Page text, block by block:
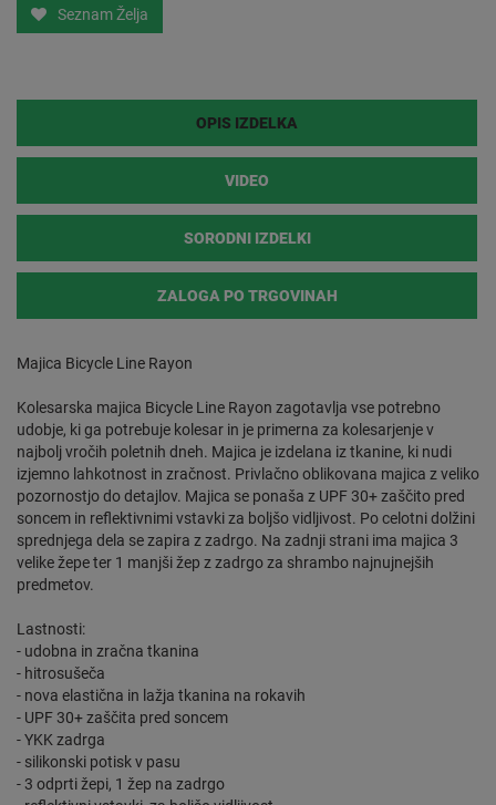
Seznam Želja
OPIS IZDELKA
VIDEO
SORODNI IZDELKI
ZALOGA PO TRGOVINAH
Majica Bicycle Line Rayon
Kolesarska majica Bicycle Line Rayon zagotavlja vse potrebno
udobje, ki ga potrebuje kolesar in je primerna za kolesarjenje v
najbolj vročih poletnih dneh. Majica je izdelana iz tkanine, ki nudi
izjemno lahkotnost in zračnost. Privlačno oblikovana majica z veliko
pozornostjo do detajlov. Majica se ponaša z UPF 30+ zaščito pred
soncem in reflektivnimi vstavki za boljšo vidljivost. Po celotni dolžini
sprednjega dela se zapira z zadrgo. Na zadnji strani ima majica 3
velike žepe ter 1 manjši žep z zadrgo za shrambo najnujnejših
predmetov.
Lastnosti:
- udobna in zračna tkanina
- hitrosušeča
- nova elastična in lažja tkanina na rokavih
- UPF 30+ zaščita pred soncem
- YKK zadrga
- silikonski potisk v pasu
- 3 odprti žepi, 1 žep na zadrgo